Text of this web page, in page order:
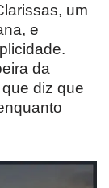
um
e
da
diz que